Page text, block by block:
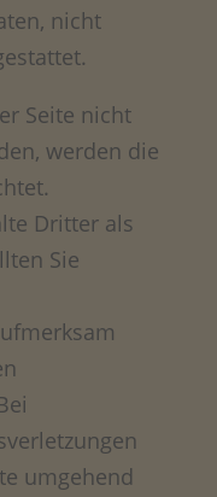
nicht
Seite nicht
werden die
Dritter als
Sie
umgehend